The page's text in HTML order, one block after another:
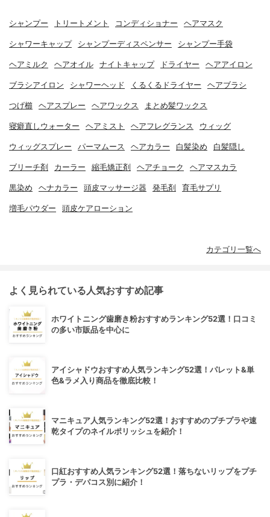
シャンプー トリートメント コンディショナー ヘアマスク
シャワーキャップ シャンプーディスペンサー シャンプー手袋
ヘアミルク ヘアオイル ナイトキャップ ドライヤー ヘアアイロン
ブラシアイロン シャワーヘッド くるくるドライヤー ヘアブラシ
つげ櫛 ヘアスプレー ヘアワックス まとめ髪ワックス
寝癖直しウォーター ヘアミスト ヘアフレグランス ウィッグ
ウィッグスプレー パーマムース ヘアカラー 白髪染め 白髪隠し
ブリーチ剤 カーラー 縮毛矯正剤 ヘアチョーク ヘアマスカラ
黒染め ヘナカラー 頭皮マッサージ器 発毛剤 育毛サプリ
増毛パウダー 頭皮ケアローション
カテゴリ一覧へ
よく見られている人気おすすめ記事
ホワイトニング歯磨き粉おすすめランキング52選！口コミ
の多い市販品を中心に
アイシャドウおすすめ人気ランキング52選！パレット&単
色&ラメ入り商品を徹底比較！
マニキュア人気ランキング52選！おすすめのプチプラや速
乾タイプのネイルポリッシュを紹介！
口紅おすすめ人気ランキング52選！落ちないリップをプチ
プラ・デパコス別に紹介！